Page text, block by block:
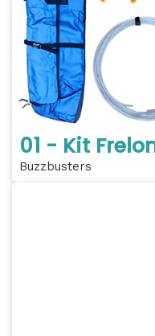
01 - Kit
Buzzbusters